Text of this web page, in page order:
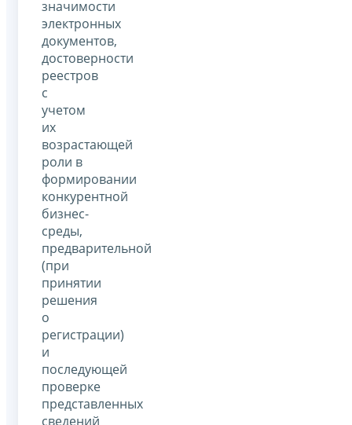
значимости
электронных
документов,
достоверности
реестров
с
учетом
их
возрастающей
роли в
формировании
конкурентной
бизнес-
среды,
предварительной
(при
принятии
решения
о
регистрации)
и
последующей
проверке
представленных
сведений